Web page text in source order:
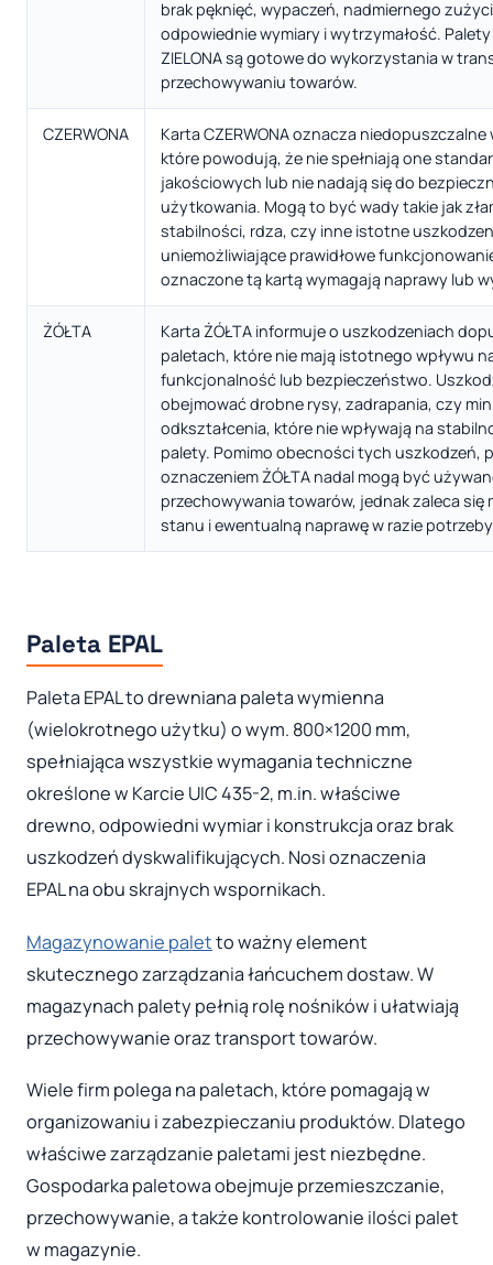
brak pęknięć, wypaczeń, nadmiernego
odpowiednie wymiary i wytrzymałość.
ZIELONA są gotowe do wykorzystania w
przechowywaniu towarów.
CZERWONA
Karta CZERWONA oznacza
które powodują, że nie spełniają one
jakościowych lub nie nadają się do
użytkowania. Mogą to być wady takie jak
stabilności, rdza, czy inne istotne
uniemożliwiające prawidłowe
oznaczone tą kartą wymagają naprawy lub
ŻÓŁTA
Karta ŻÓŁTA informuje o uszkodzeniach
paletach, które nie mają istotnego wpływu
funkcjonalność lub bezpieczeństwo.
obejmować drobne rysy, zadrapania, czy
odkształcenia, które nie wpływają na
palety. Pomimo obecności tych uszkodzeń,
oznaczeniem ŻÓŁTA nadal mogą być
przechowywania towarów, jednak zaleca się
stanu i ewentualną naprawę w razie
Paleta EPAL
Paleta EPAL to drewniana paleta wymienna
(wielokrotnego użytku) o wym. 800×1200 mm,
spełniająca wszystkie wymagania techniczne
określone w Karcie UIC 435-2, m.in. właściwe
drewno, odpowiedni wymiar i konstrukcja oraz brak
uszkodzeń dyskwalifikujących. Nosi oznaczenia
EPAL na obu skrajnych wspornikach.
Magazynowanie paletto ważny element
skutecznego zarządzania łańcuchem dostaw. W
magazynach palety pełnią rolę nośników i ułatwiają
przechowywanie oraz transport towarów.
Wiele firm polega na paletach, które pomagają w
organizowaniu i zabezpieczaniu produktów. Dlatego
właściwe zarządzanie paletami jest niezbędne.
Gospodarka paletowa obejmuje przemieszczanie,
przechowywanie, a także kontrolowanie ilości palet
w magazynie.